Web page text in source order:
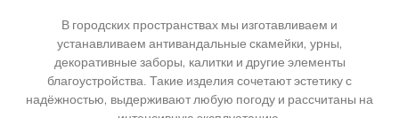
В городских пространствах мы изготавливаем и
устанавливаем антивандальные скамейки, урны,
декоративные заборы, калитки и другие элементы
благоустройства. Такие изделия сочетают эстетику с
надёжностью, выдерживают любую погоду и рассчитаны на